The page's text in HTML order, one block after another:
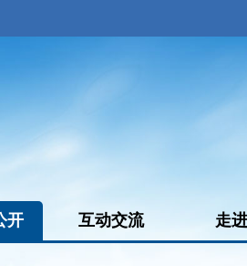
开 互动交流 走